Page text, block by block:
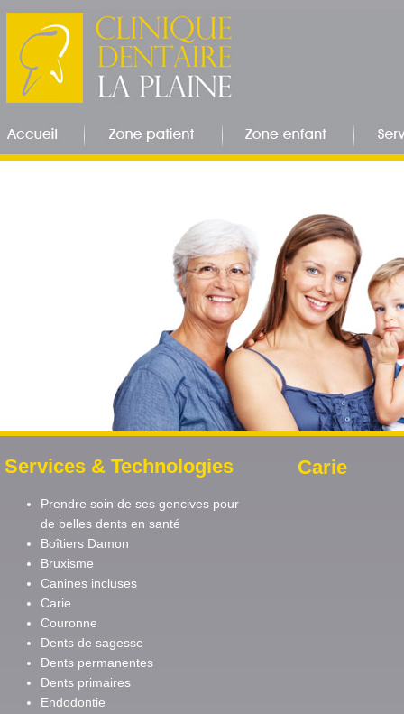
Services & Technologies
Prendre soin de ses gencives pour
de belles dents en santé
Boîtiers Damon
Bruxisme
Canines incluses
Carie
Couronne
Dents de sagesse
Dents permanentes
Dents primaires
Endodontie
Carie